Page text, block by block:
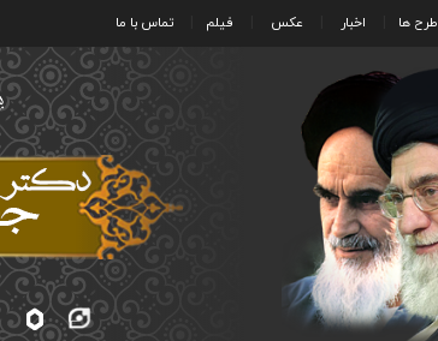
طرح ها اخبار عکس فیلم تماس با ما